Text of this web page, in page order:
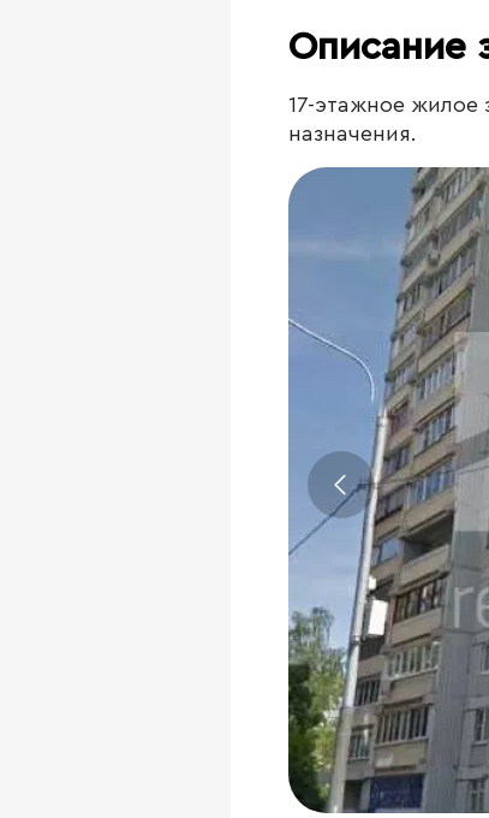
Описание
17-этажное
назначения.